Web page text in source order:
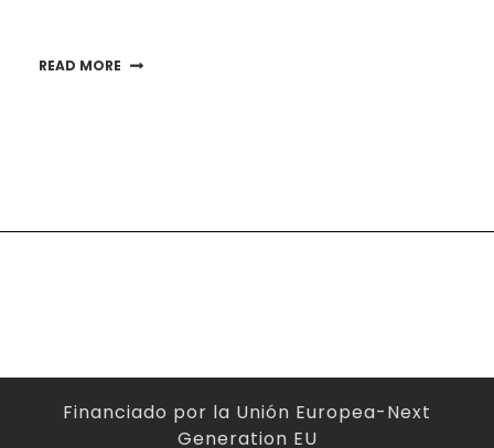
READ MORE
Financiado por la Unión Europea-Next
Generation EU